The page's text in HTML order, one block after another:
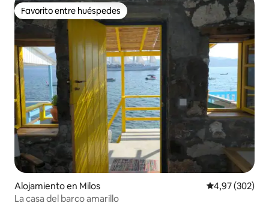
Favorito entre huéspedes
Favorito entre huéspedes
Alojamiento en Milos Calificación
4,97 (302)
La casa del barco amarillo